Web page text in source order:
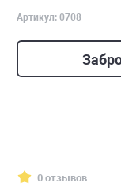
Артикул: 0708
0 отзывов